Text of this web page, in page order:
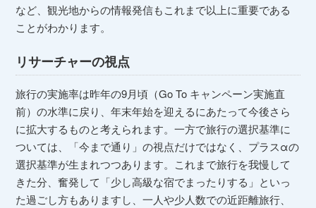
など、観光地からの情報発信もこれまで以上に重要である
ことがわかります。
リサーチャーの視点
旅行の実施率は昨年の9月頃（Go To キャンペーン実施直
前）の水準に戻り、年末年始を迎えるにあたって今後さら
に拡大するものと考えられます。一方で旅行の選択基準に
ついては、「今まで通り」の視点だけではなく、プラスαの
選択基準が生まれつつあります。これまで旅行を我慢して
きた分、奮発して「少し高級な宿でまったりする」といっ
た過ごし方もありますし、一人や少人数での近距離旅行、